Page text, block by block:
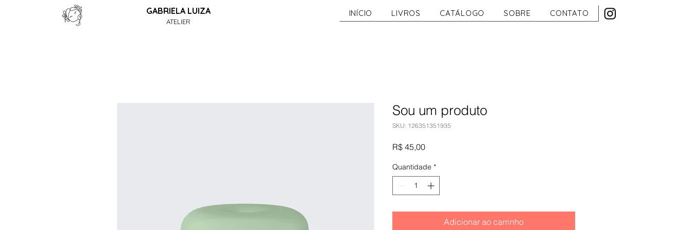
GABRIELA LUIZA
ATELIER
INÍCIO LIVROS CATÁLOGO SOBRE CONTATO
Sou um produto
SKU: 126351351935
R$ 45,00Preço
Quantidade *
Adicionar ao carrinho